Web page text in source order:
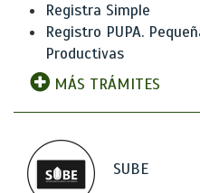
Registra Simple
Registro PUPA.
Productivas
MÁS TRÁMITES
SUBE